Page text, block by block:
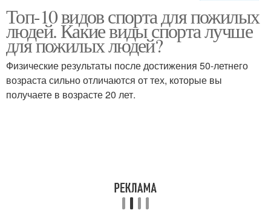
Мужской спорт Спорт для взрослых
Топ-10 видов спорта для пожилых
людей. Какие виды спорта лучше
для пожилых людей?
Физические результаты после достижения 50-летнего
возраста сильно отличаются от тех, которые вы
получаете в возрасте 20 лет.